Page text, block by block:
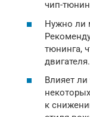
чип-
Нужно ли
тюнинга,
двигателя.
Влияет
к